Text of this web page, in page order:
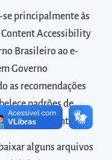
principalmente às
Content Accessibility
Brasileiro ao e-
Governo
as recomendações
padrões de
governamentais.
alguns arquivos